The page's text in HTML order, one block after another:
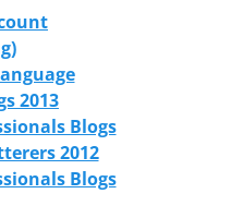
2013
Blogs
2012
Blogs